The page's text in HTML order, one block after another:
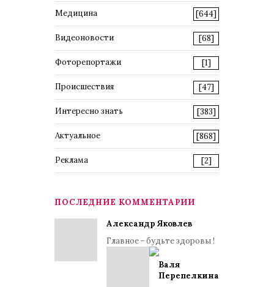
Медицина [644]
Видеоновости [68]
Фоторепортажи [1]
Происшествия [47]
Интересно знать [383]
Актуальное [868]
Реклама [2]
ПОСЛЕДНИЕ КОММЕНТАРИИ
Александр Яковлев
Главное - будьте здоровы !
Валя
Перепелкина